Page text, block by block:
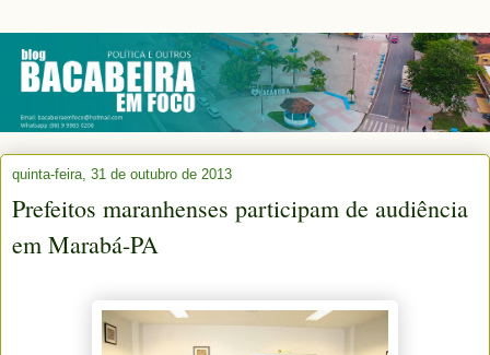
quinta-feira, 31 de outubro de 2013
Prefeitos maranhenses participam de audiência
em Marabá-PA